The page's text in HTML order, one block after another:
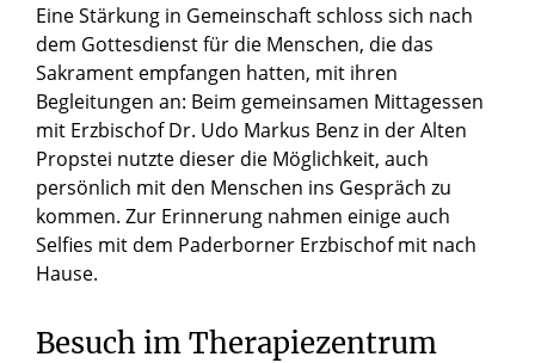
Eine Stärkung in Gemeinschaft schloss sich nach
dem Gottesdienst für die Menschen, die das
Sakrament empfangen hatten, mit ihren
Begleitungen an: Beim gemeinsamen Mittagessen
mit Erzbischof Dr. Udo Markus Benz in der Alten
Propstei nutzte dieser die Möglichkeit, auch
persönlich mit den Menschen ins Gespräch zu
kommen. Zur Erinnerung nahmen einige auch
Selfies mit dem Paderborner Erzbischof mit nach
Hause.
Besuch im Therapiezentrum